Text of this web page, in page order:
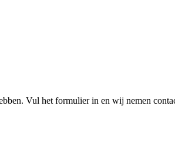
Vul het formulier in en wij nemen